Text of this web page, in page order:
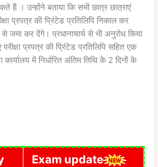
हैं । उन्होंने बताया कि सभी छात्र छात्राएं
प्रपत्र की प्रिंटेड प्रतिलिपि निकाल कर
कर देंगे। प्रधानाचार्य से भी अनुरोध किया
परीक्षा प्रपत्र की प्रिंटेड प्रतिलिपि सहित एक
में निर्धारित अंतिम तिथि के 2 दिनों के
Exam update